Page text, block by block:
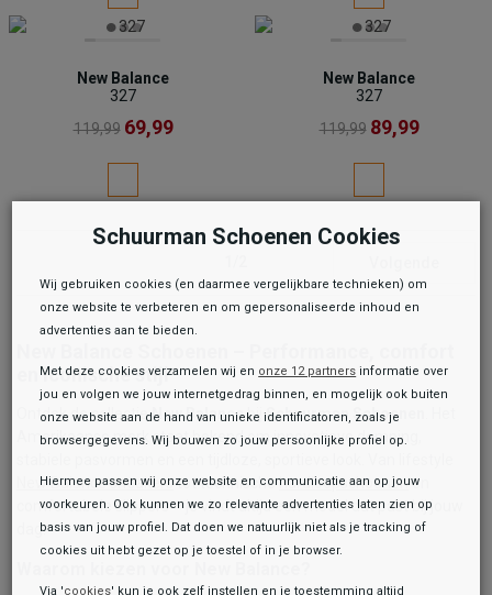
New Balance
327
119,99 69,99
New Balance
327
119,99 89,99
en iconische stijl
Ontdek de collectieNew BalancebijSchuurman Schoenen
Amerikaanse merk staat bekend om innovatieve demping,
New Balance sneakerstot technischehardloopschoenenen
comfortabele slippers – je vindt altijd een model dat past bij jouw
dag.
Schuurman Schoenen Cookies
Wij gebruiken cookies (en daarmee vergelijkbare technieken) om
onze website te verbeteren en om gepersonaliseerde inhoud en
advertenties aan te bieden.
Met deze cookies verzamelen wij en onze 12 partners informatie over
jou en volgen we jouw internetgedrag binnen, en mogelijk ook buiten
onze website aan de hand van unieke identificatoren, zoals je
browsergegevens. Wij bouwen zo jouw persoonlijke profiel op.
Hiermee passen wij onze website en communicatie aan op jouw
voorkeuren. Ook kunnen we zo relevante advertenties laten zien op
basis van jouw profiel. Dat doen we natuurlijk niet als je tracking of
cookies uit hebt gezet op je toestel of in je browser.
Via 'cookies' kun je ook zelf instellen en je toestemming altijd